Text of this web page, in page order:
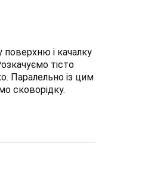
поверхню і качалку
тісто
Паралельно із цим
сковорідку.